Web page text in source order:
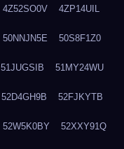
4Z52SO0V 4ZP14UIL
50NNJN5E 50S8F1Z0
51JUGSIB 51MY24WU
52D4GH9B 52FJKYTB
52W5K0BY 52XXY91Q